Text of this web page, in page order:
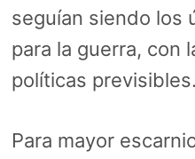
seguían siendo los
para la guerra, con
políticas previsibles.
Para mayor